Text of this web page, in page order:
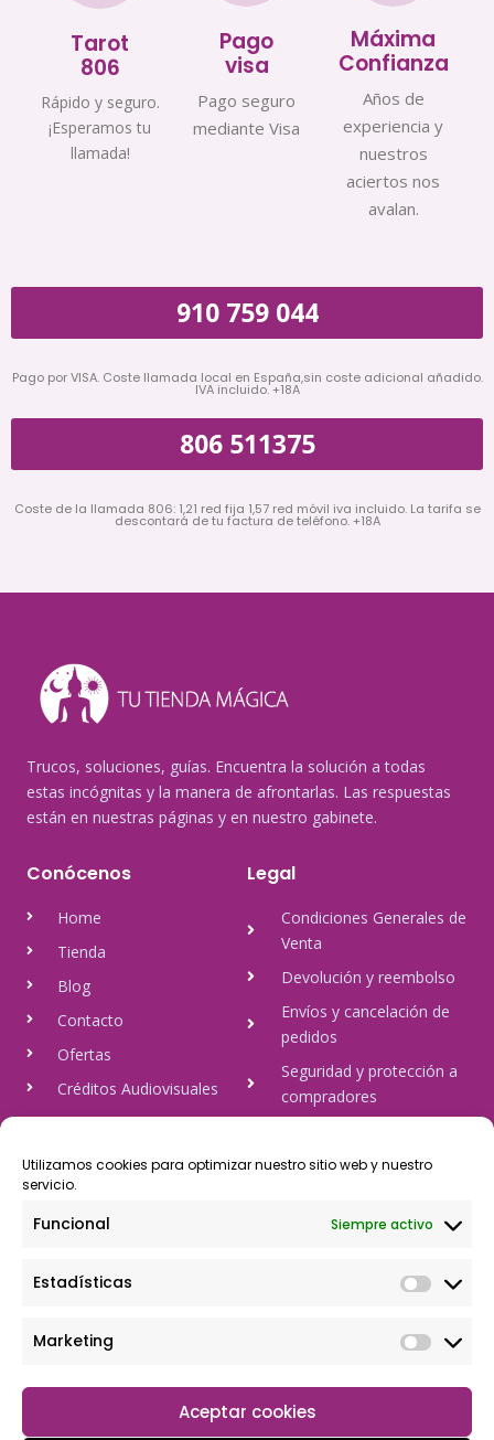
Utilizamos cookies para optimizar nuestro sitio web y nuestro
servicio.
Funcional Siempre activo
Estadísticas
Marketing
Aceptar cookies
Tarot
806
Rápido y seguro.
¡Esperamos tu
llamada!
Pago
visa
Pago seguro
mediante Visa
Máxima
Confianza
Años de
experiencia y
nuestros
aciertos nos
avalan.
910 759 044
Pago por VISA. Coste llamada local en España,sin coste adicional añadido.
IVA incluido. +18A
806 511375
Coste de la llamada 806: 1,21 red fija 1,57 red móvil iva incluido. La tarifa se
descontará de tu factura de teléfono. +18A
Trucos, soluciones, guías. Encuentra la solución a todas
estas incógnitas y la manera de afrontarlas. Las respuestas
están en nuestras páginas y en nuestro gabinete.
Conócenos
Home
Tienda
Blog
Contacto
Ofertas
Créditos Audiovisuales
tulineamagica.com
Legal
Condiciones Generales de
Venta
Devolución y reembolso
Envíos y cancelación de
pedidos
Seguridad y protección a
compradores
Política de cookies